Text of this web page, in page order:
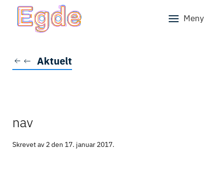
Skip to main content Meny
Aktuelt
nav
Skrevet av 2 den 17. januar 2017.